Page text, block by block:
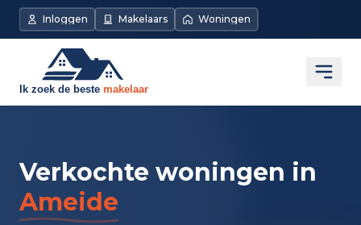
Inloggen Makelaars Woningen
Verkochte woningen in
Ameide